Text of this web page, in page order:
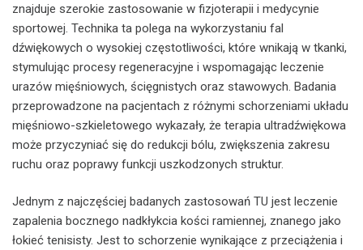
znajduje szerokie zastosowanie w fizjoterapii i medycynie
sportowej. Technika ta polega na wykorzystaniu fal
dźwiękowych o wysokiej częstotliwości, które wnikają w tkanki,
stymulując procesy regeneracyjne i wspomagając leczenie
urazów mięśniowych, ścięgnistych oraz stawowych. Badania
przeprowadzone na pacjentach z różnymi schorzeniami układu
mięśniowo-szkieletowego wykazały, że terapia ultradźwiękowa
może przyczyniać się do redukcji bólu, zwiększenia zakresu
ruchu oraz poprawy funkcji uszkodzonych struktur.
Jednym z najczęściej badanych zastosowań TU jest leczenie
zapalenia bocznego nadkłykcia kości ramiennej, znanego jako
łokieć tenisisty. Jest to schorzenie wynikające z przeciążenia i